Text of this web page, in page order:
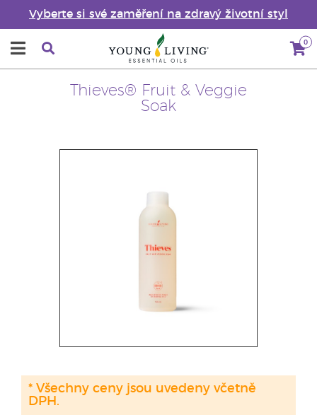
Vyberte si své zaměření na zdravý životní styl
0
Thieves® Fruit & Veggie
Soak
* Všechny ceny jsou uvedeny včetně
DPH.